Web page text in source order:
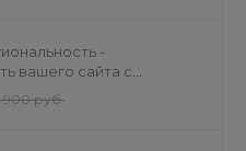
-
вашего сайта с
900 руб.